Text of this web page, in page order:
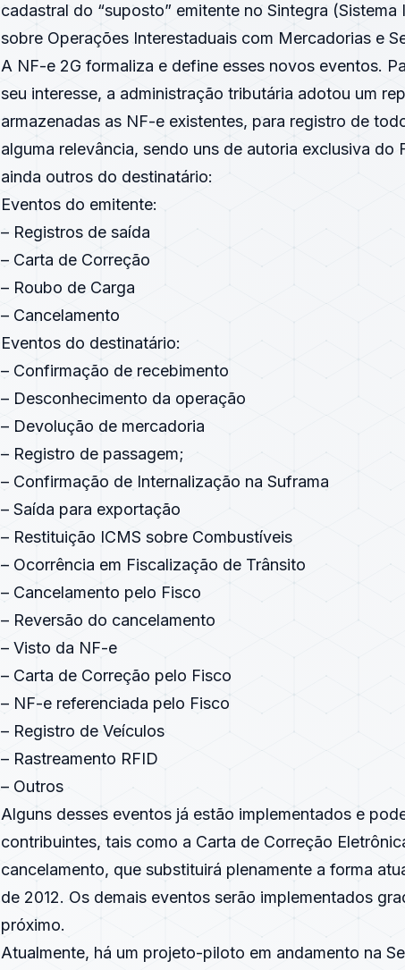
cadastral do “suposto” emitente no Sintegra
sobre Operações Interestaduais com Mercadorias e
A NF-e 2G formaliza e define esses novos eventos.
seu interesse, a administração tributária adotou um
armazenadas as NF-e existentes, para registro de
alguma relevância, sendo uns de autoria exclusiva do
ainda outros do destinatário:
Eventos do emitente:
– Registros de saída
– Carta de Correção
– Roubo de Carga
– Cancelamento
Eventos do destinatário:
– Confirmação de recebimento
– Desconhecimento da operação
– Devolução de mercadoria
– Registro de passagem;
– Confirmação de Internalização na Suframa
– Saída para exportação
– Restituição ICMS sobre Combustíveis
– Ocorrência em Fiscalização de Trânsito
– Cancelamento pelo Fisco
– Reversão do cancelamento
– Visto da NF-e
– Carta de Correção pelo Fisco
– NF-e referenciada pelo Fisco
– Registro de Veículos
– Rastreamento RFID
– Outros
Alguns desses eventos já estão implementados e
contribuintes, tais como a Carta de Correção
cancelamento, que substituirá plenamente a forma
de 2012. Os demais eventos serão implementados
próximo.
Atualmente, há um projeto-piloto em andamento na